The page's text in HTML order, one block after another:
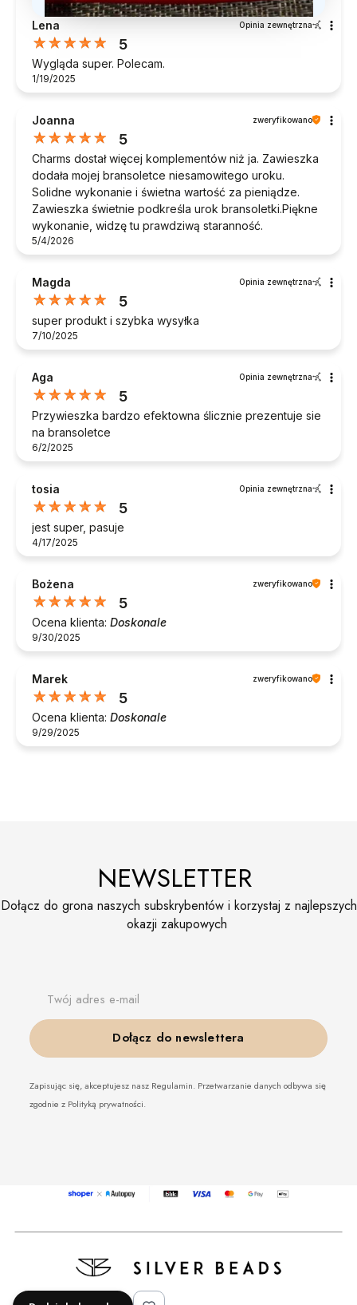
Lena Opinia zewnętrzna
5
Wygląda super. Polecam.
1/19/2025
Joanna zweryfikowano
5
Charms dostał więcej komplementów niż ja. Zawieszka
dodała mojej bransoletce niesamowitego uroku.
Solidne wykonanie i świetna wartość za pieniądze.
Zawieszka świetnie podkreśla urok bransoletki.Piękne
wykonanie, widzę tu prawdziwą staranność.
5/4/2026
Magda Opinia zewnętrzna
5
super produkt i szybka wysyłka
7/10/2025
Aga Opinia zewnętrzna
5
Przywieszka bardzo efektowna ślicznie prezentuje sie
na bransoletce
6/2/2025
tosia Opinia zewnętrzna
5
jest super, pasuje
4/17/2025
Bożena zweryfikowano
5
Ocena klienta: Doskonale
9/30/2025
Marek zweryfikowano
5
Ocena klienta: Doskonale
9/29/2025
NEWSLETTER
Dołącz do grona naszych subskrybentów i korzystaj z najlepszych
okazji zakupowych
Twój adres e-mail
Dołącz do newslettera
Zapisując się, akceptujesz nasz Regulamin. Przetwarzanie danych odbywa się
zgodnie z Polityką prywatności.